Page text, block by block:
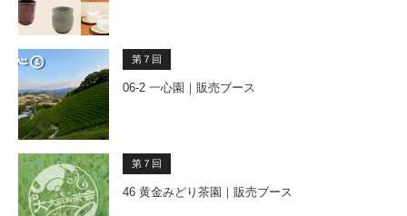
第７回
06-2 一心園｜販売ブース
第７回
46 黄金みどり茶園｜販売ブース